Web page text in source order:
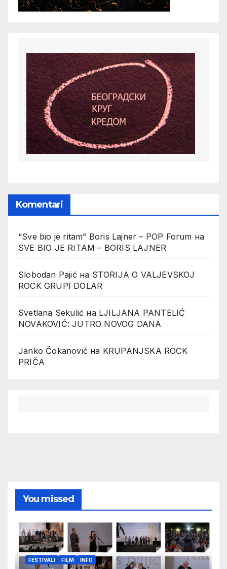
Komentari
“Sve bio je ritam” Boris Lajner – POP Forum на
SVE BIO JE RITAM – BORIS LAJNER
Slobodan Pajićна STORIJA O VALJEVSKOJ
ROCK GRUPI DOLAR
Svetlana Sekulić на LJILJANA PANTELIĆ
NOVAKOVIĆ: JUTRO NOVOG DANA
Janko Čokanović на KRUPANJSKA ROCK
PRIČA
You missed
FESTIVALI FILM INFO